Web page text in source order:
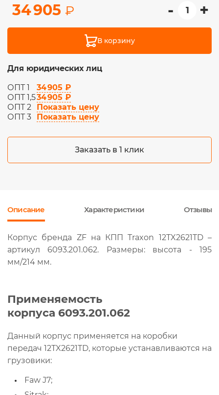
34 905 ₽ - +
В корзину
Для юридических лиц
ОПТ 1
34 905 ₽
ОПТ 1,534 905 ₽
ОПТ 2
Показать цену
ОПТ 3
Показать цену
Заказать в 1 клик
Описание Характеристики Отзывы
Корпус бренда ZF на КПП Traxon 12TX2621TD –
артикул 6093.201.062. Размеры: высота - 195
мм/214 мм.
Применяемость
корпуса 6093.201.062
Данный корпус применяется на коробки
передач 12TX2621TD, которые устанавливаются на
грузовики:
Faw J7;